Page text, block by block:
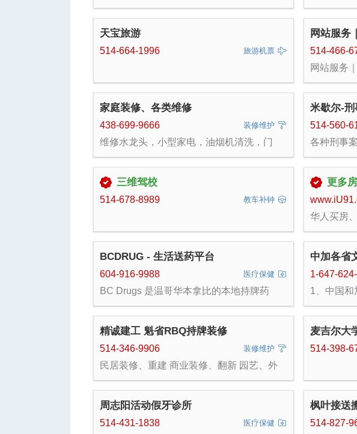
事不用再
记账、
税务申报
托税、
录、年终
先了解您
514-466-
天宝旅游
旅游机票
514-664-1996
网站服务
人。
514-466-
网站服务
续维护 餐
首次沟通
｜514-466-
家庭装修、各类维修
装修维护
438-699-9666
维修水龙头，小型家电，油烟机清洗，门
各类维修。家庭装修，刷漆，补墙，贴砖，
橱柜,墙缝维修维补等各种服务。 联系方式
4386991999/4386999666
米歇尔-刑
514-560-
各种刑事
三维驾校
教车补钟
514-678-8989
更多
华人买房
BCDRUG - 生活送药平台
医疗保健
604-916-9988
BC Drugs 是温哥华本拿比的本地持牌药
女性避孕药，等其他生活药品 专为华人设计
的线上问诊APP 服务全加拿大，全程中文服
务，48小时低调包装送到家。 BC省持牌
bcdrugspharmacy.com
中加各省
1-647-
1、中国和
周期只需
证 护照 出
离婚委托
办：代办
局无犯罪
4、加拿大
出具的各
加拿大使
精诚建工 魁省RBQ持牌装修
装修维护
514-346-9906
民居装修、重建 商业装修、翻新 园艺、外
麦吉尔大
514-398-
周志阳活动假牙诊所
医疗保健
514-431-1838
枫叶接送
514-827-